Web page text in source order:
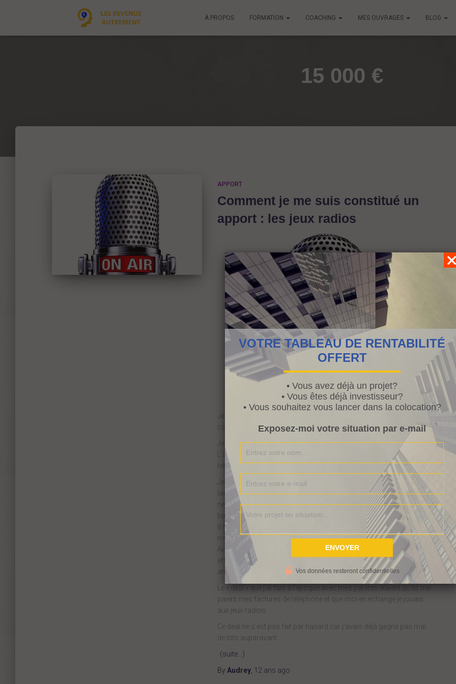
À PROPOS FORMATION COACHING MES OUVRAGES BLOG
15 000 €
APPORT
Comment je me suis constitué un
apport : les jeux radios
Je vais vous raconter la manière « originale » dont je me suis
constitué un apport.
Je suis issue d’une famille modeste ou la devise est de travailler.
L’argent n’arrive pas par hasard et devenir riche est soit dû à un
héritage soit à de la chance. J’ai donc été bercée par ces à priori.
Je souhaitais poursuivre mes études, cependant l’école privée dans
laquelle je souhaitais aller coutait très chère 7000 €/an. Mes parents
ne pouvaient pas m’aider à la financer et dépassaient de peu le
barème pour bénéficier des bourses. Les horaires des cours étaient
8 h => 12 h et 13 h 18 h. Ils se dispensaient du lundi au vendredi et
nous devions également être présents les mercredi et samedi matin.
Autrement dis les quelques heures de baby-sitting que je pouvais
effectuer ne suffisaient pas à financer l’école ni la totalité des frais
annexes.
Le « deal » que j’ai fais à l’époque avec mes parents étaient qu’ils me
paient mes factures de téléphone et que moi en échange je jouais
aux jeux radios.
Ce deal ne s’est pas fait par hasard car j’avais déjà gagné pas mal
de lots auparavant.
(suite…)
By Audrey 12 ans ago
VOTRE TABLEAU DE RENTABILITÉ
OFFERT
• Vous avez déjà un projet?
• Vous êtes déjà investisseur?
• Vous souhaitez vous lancer dans la colocation?
Exposez-moi votre situation par e-mail
Vos données resteront confidentielles